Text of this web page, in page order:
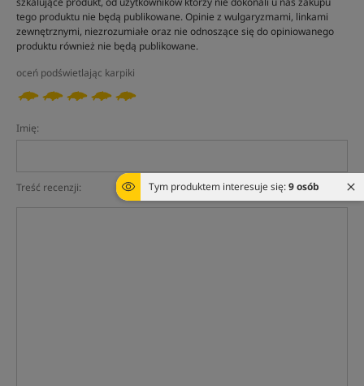
Tym produktem interesuje się:9 osób
tego produktu nie będą publikowane. Opinie z wulgaryzmami, linkami
zewnętrznymi, niezrozumiałe oraz nie odnoszące się do opiniowanego
produktu również nie będą publikowane.
oceń podświetlając karpiki
Imię:
Treść recenzji: